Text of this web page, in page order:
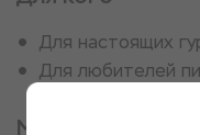
Для настоящих
Для любителей
Место